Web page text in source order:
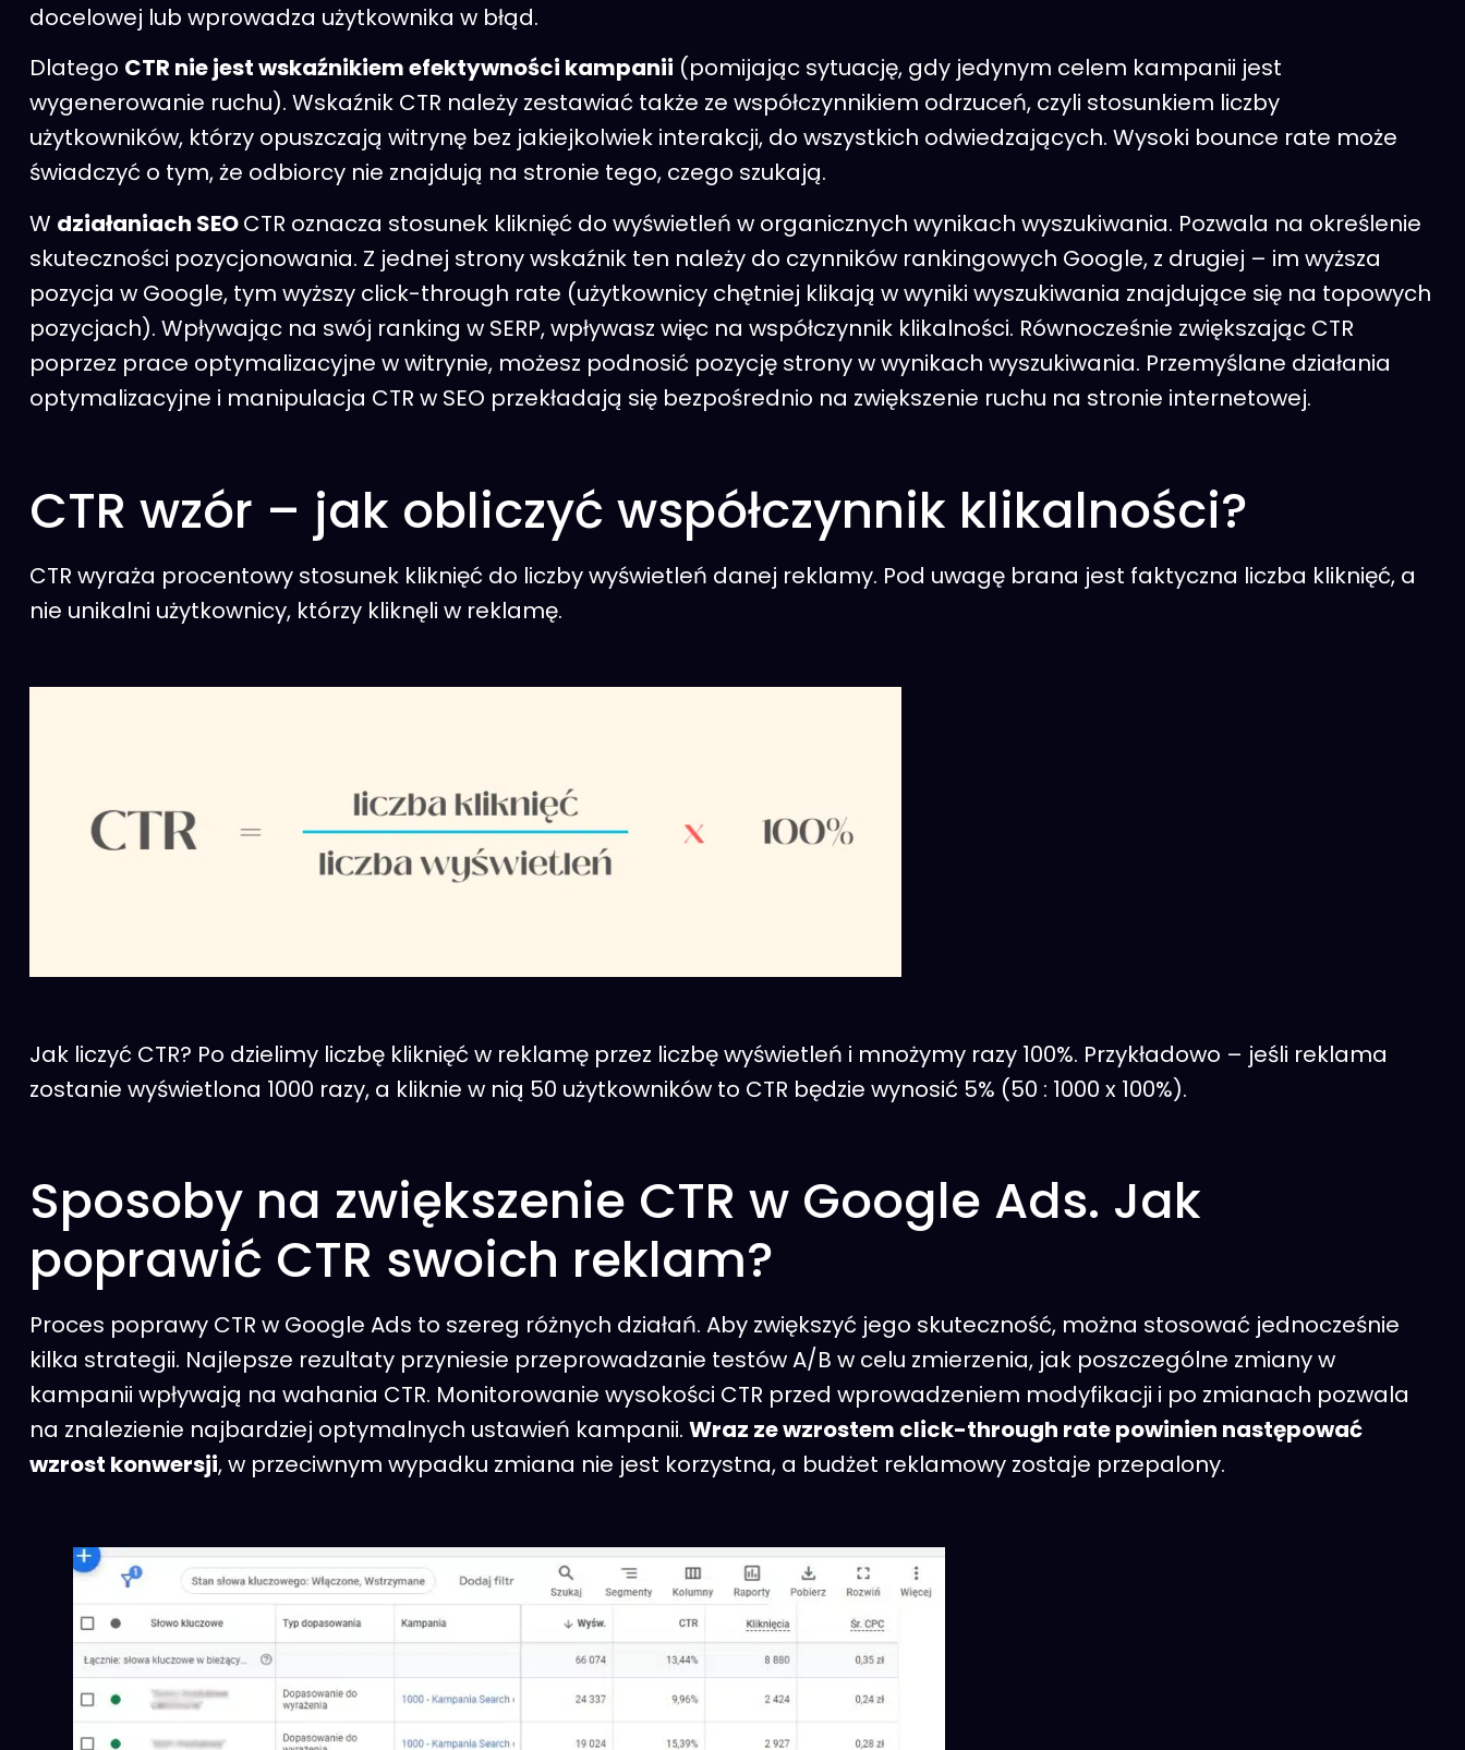
docelowej lub wprowadza użytkownika w błąd.
Dlatego CTR nie jest wskaźnikiem efektywności kampanii (pomijając sytuację, gdy jedynym celem kampanii jest
wygenerowanie ruchu). Wskaźnik CTR należy zestawiać także ze współczynnikiem odrzuceń, czyli stosunkiem liczby
użytkowników, którzy opuszczają witrynę bez jakiejkolwiek interakcji, do wszystkich odwiedzających. Wysoki bounce rate może
świadczyć o tym, że odbiorcy nie znajdują na stronie tego, czego szukają.
W działaniach SEOCTR oznacza stosunek kliknięć do wyświetleń w organicznych wynikach wyszukiwania. Pozwala na określenie
skuteczności pozycjonowania. Z jednej strony wskaźnik ten należy do czynników rankingowych Google, z drugiej – im wyższa
pozycja w Google, tym wyższy click-through rate (użytkownicy chętniej klikają w wyniki wyszukiwania znajdujące się na topowych
pozycjach). Wpływając na swój ranking w SERP, wpływasz więc na współczynnik klikalności. Równocześnie zwiększając CTR
poprzez prace optymalizacyjne w witrynie, możesz podnosić pozycję strony w wynikach wyszukiwania. Przemyślane działania
optymalizacyjne i manipulacja CTR w SEO przekładają się bezpośrednio na zwiększenie ruchu na stronie internetowej.
CTR wzór – jak obliczyć współczynnik klikalności?
CTR wyraża procentowy stosunek kliknięć do liczby wyświetleń danej reklamy. Pod uwagę brana jest faktyczna liczba kliknięć, a
nie unikalni użytkownicy, którzy kliknęli w reklamę.
Jak liczyć CTR? Po dzielimy liczbę kliknięć w reklamę przez liczbę wyświetleń i mnożymy razy 100%. Przykładowo – jeśli reklama
zostanie wyświetlona 1000 razy, a kliknie w nią 50 użytkowników to CTR będzie wynosić 5% (50 : 1000 x 100%).
Sposoby na zwiększenie CTR w Google Ads. Jak
poprawić CTR swoich reklam?
Proces poprawy CTR w Google Ads to szereg różnych działań. Aby zwiększyć jego skuteczność, można stosować jednocześnie
kilka strategii. Najlepsze rezultaty przyniesie przeprowadzanie testów A/B w celu zmierzenia, jak poszczególne zmiany w
kampanii wpływają na wahania CTR. Monitorowanie wysokości CTR przed wprowadzeniem modyfikacji i po zmianach pozwala
na znalezienie najbardziej optymalnych ustawień kampanii. Wraz ze wzrostem click-through rate powinien następować
wzrost konwersji, w przeciwnym wypadku zmiana nie jest korzystna, a budżet reklamowy zostaje przepalony.